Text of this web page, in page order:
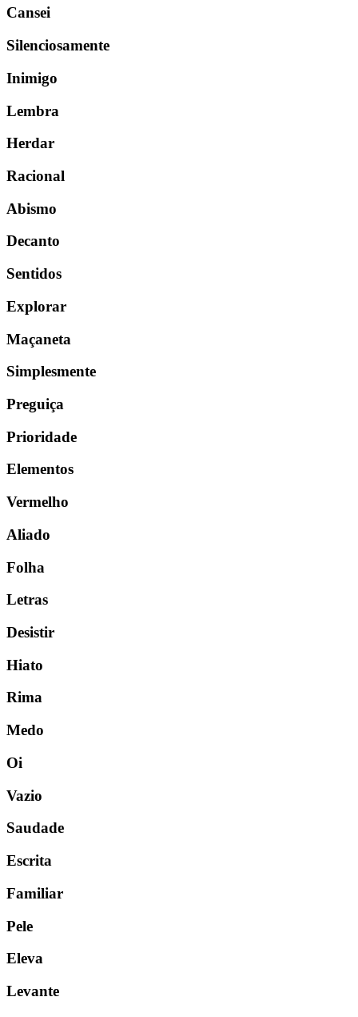
Cansei
Silenciosamente
Inimigo
Lembra
Herdar
Racional
Abismo
Decanto
Sentidos
Explorar
Maçaneta
Simplesmente
Preguiça
Prioridade
Elementos
Vermelho
Aliado
Folha
Letras
Desistir
Hiato
Rima
Medo
Oi
Vazio
Saudade
Escrita
Familiar
Pele
Eleva
Levante